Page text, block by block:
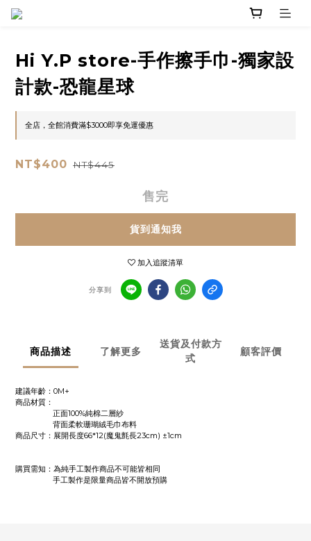
Hi Y.P store-手作擦手巾-獨家設
計款-恐龍星球
全店，全館消費滿$3000即享免運優惠
NT$400 NT$445
售完
貨到通知我
加入追蹤清單
分享到
商品描述 了解更多
送貨及付款方
式
顧客評價
建議年齡：0M+
商品材質：
正面100%純棉二層紗
背面柔軟珊瑚絨毛巾布料
商品尺寸：展開長度66*12(魔鬼氈長23cm) ±1cm
購買需知：為純手工製作商品不可能皆相同
手工製作是限量商品皆不開放預購